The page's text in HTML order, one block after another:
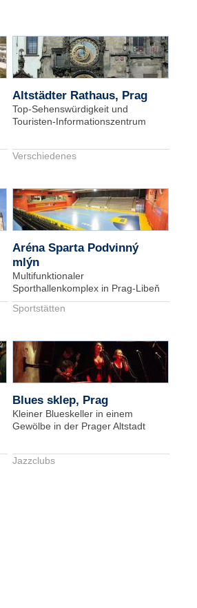
Altstädter Rathaus, Prag
Top-Sehenswürdigkeit und
Touristen-Informationszentrum
Verschiedenes
Aréna Sparta Podvinný
mlýn
Multifunktionaler
Sporthallenkomplex in Prag-Libeň
Sportstätten
Blues sklep, Prag
Kleiner Blueskeller in einem
Gewölbe in der Prager Altstadt
Jazzclubs